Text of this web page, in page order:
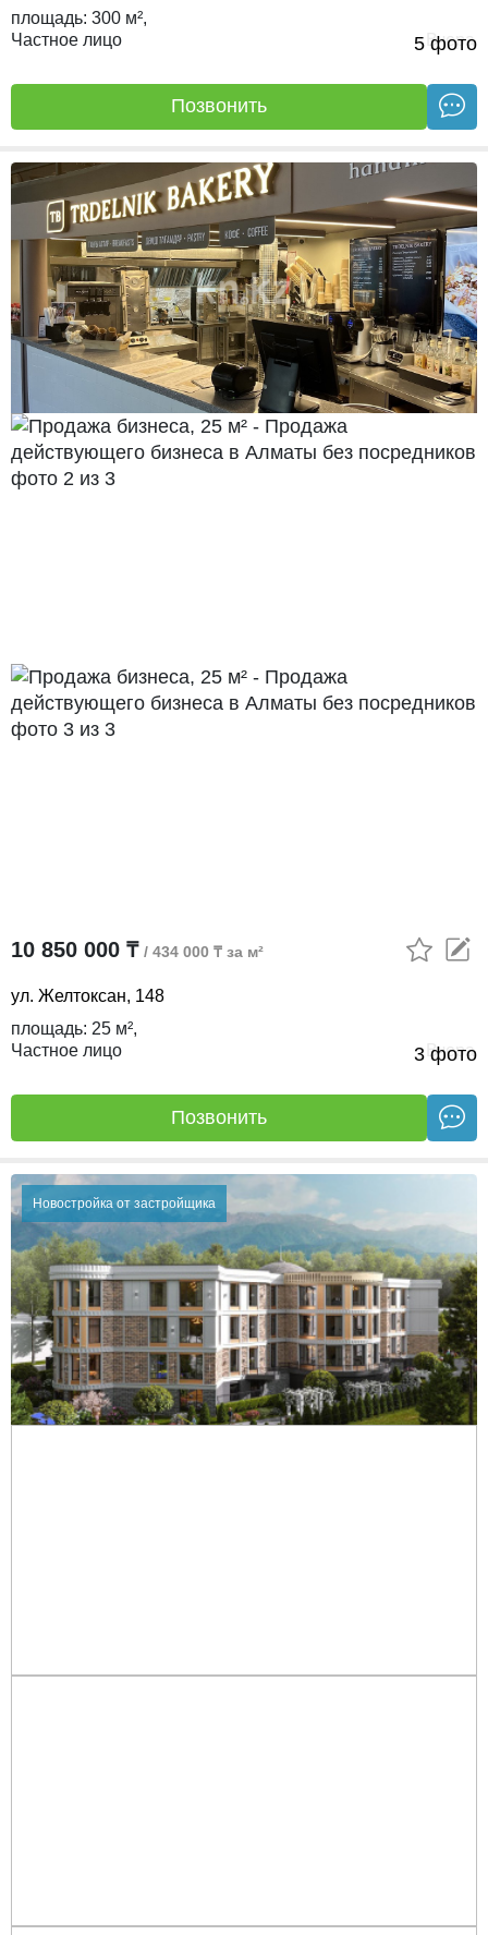
5 фото
площадь: 300 м²,
Частное лицо
Вчера
Позвонить
3 фото
10 850 000 ₸ / 434 000 ₸ за м²
ул. Желтоксан, 148
площадь: 25 м²,
Частное лицо
Вчера
Позвонить
Новостройка от застройщика